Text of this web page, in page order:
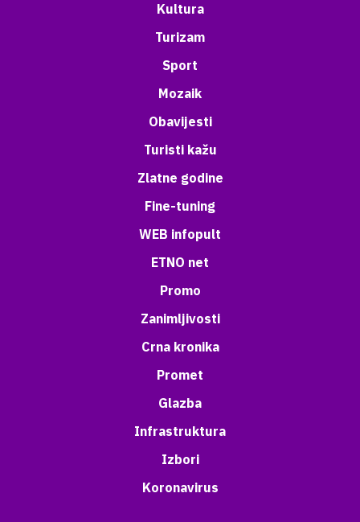
Kultura
Turizam
Sport
Mozaik
Obavijesti
Turisti kažu
Zlatne godine
Fine-tuning
WEB infopult
ETNO net
Promo
Zanimljivosti
Crna kronika
Promet
Glazba
Infrastruktura
Izbori
Koronavirus